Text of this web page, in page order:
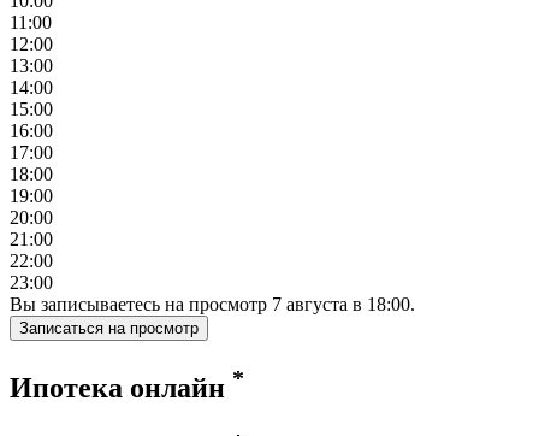
11:00
12:00
13:00
14:00
15:00
16:00
17:00
18:00
19:00
20:00
21:00
22:00
23:00
Вы записываетесь на просмотр 7 августа в 18:00.
Записаться на просмотр
Ипотека онлайн *